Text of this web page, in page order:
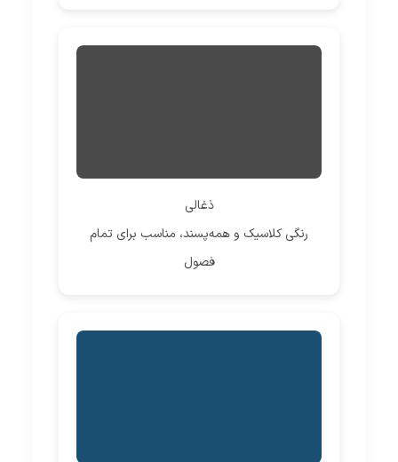
ذغالی
رنگی کلاسیک و همه‌پسند، مناسب برای تمام
فصول